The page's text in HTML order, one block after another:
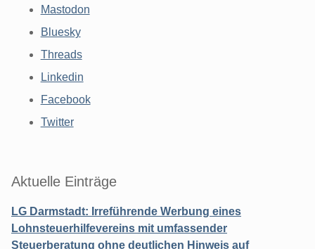
Mastodon
Bluesky
Threads
Linkedin
Facebook
Twitter
Aktuelle Einträge
LG Darmstadt: Irreführende Werbung eines
Lohnsteuerhilfevereins mit umfassender
Steuerberatung ohne deutlichen Hinweis auf